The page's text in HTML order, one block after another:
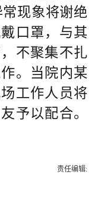
现象将谢绝
口罩，与其
不聚集不扎
。当院内某
工作人员将
予以配合。
责任编辑: